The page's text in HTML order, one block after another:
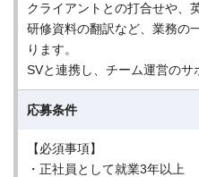
クライアントとの打合せや、
研修資料の翻訳など、業務の
ります。
SVと連携し、チーム運営のサ
応募条件
【必須事項】
・正社員として就業3年以上